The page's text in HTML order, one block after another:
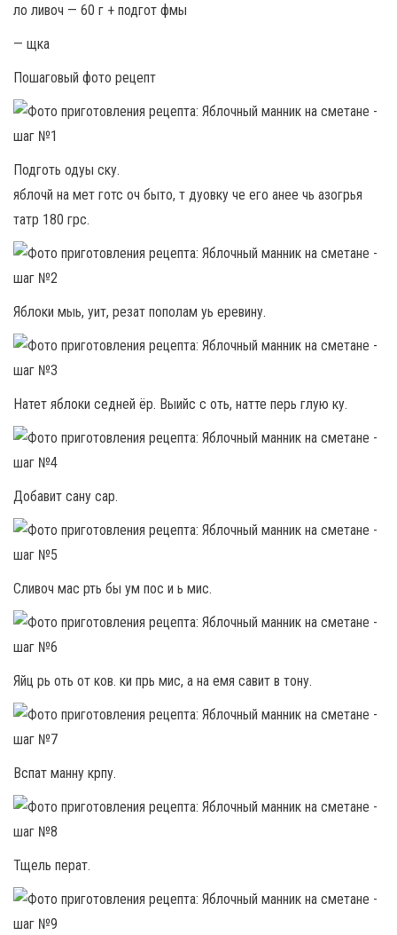
ло ливоч — 60 г + подгот фмы
— щка
Пошаговый фото рецепт
Подготь одуы ску.
яблочй на мет готс оч быто, т дуовку че его анее чь азогрья
татр 180 грс.
Яблоки мыь, уит, резат пополам уь еревину.
Натет яблоки седней ёр. Выийс с оть, натте перь глую ку.
Добавит сану сар.
Сливоч мас рть бы ум пос и ь мис.
Яйц рь оть от ков. ки прь мис, а на емя савит в тону.
Вспат манну крпу.
Тщель перат.